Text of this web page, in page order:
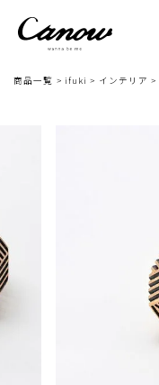
商品一覧 ifuki インテリア